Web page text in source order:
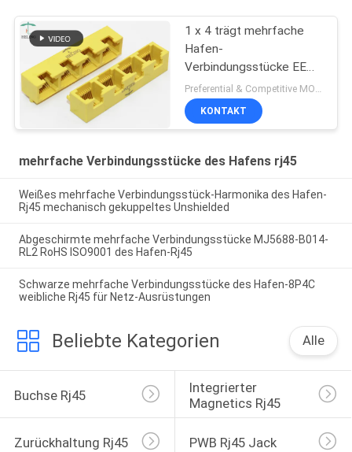
1 x 4 trägt mehrfache
Hafen-
Verbindungsstücke EE
Rj45/rechtwinkligen
Plug-and-Play RJ45
Bticino Lan-Hafen
Preferential & Competitive MOQ:2000
KONTAKT
mehrfache Verbindungsstücke des Hafens rj45
Weißes mehrfache Verbindungsstück-Harmonika des Hafen-
Rj45 mechanisch gekuppeltes Unshielded
Abgeschirmte mehrfache Verbindungsstücke MJ5688-B014-
RL2 RoHS ISO9001 des Hafen-Rj45
Schwarze mehrfache Verbindungsstücke des Hafen-8P4C
weibliche Rj45 für Netz-Ausrüstungen
Beliebte Kategorien Alle
Buchse Rj45
Integrierter
Magnetics Rj45
Zurückhaltung Rj45 PWB Rj45 Jack